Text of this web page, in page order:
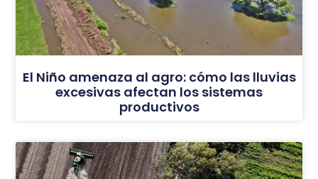
El Niño amenaza al agro: cómo las lluvias
excesivas afectan los sistemas
productivos